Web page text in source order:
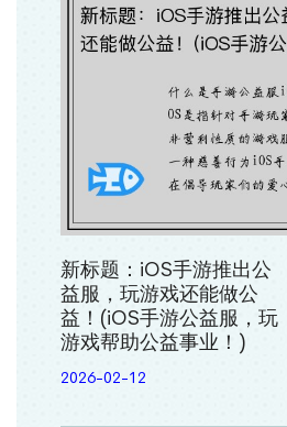
新标题：iOS手游推出公
益服，玩游戏还能做公
益！(iOS手游公益服，玩
游戏帮助公益事业！)
2026-02-12